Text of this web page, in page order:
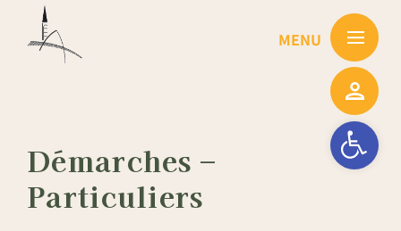
Ouvrir la
Démarches –
Particuliers